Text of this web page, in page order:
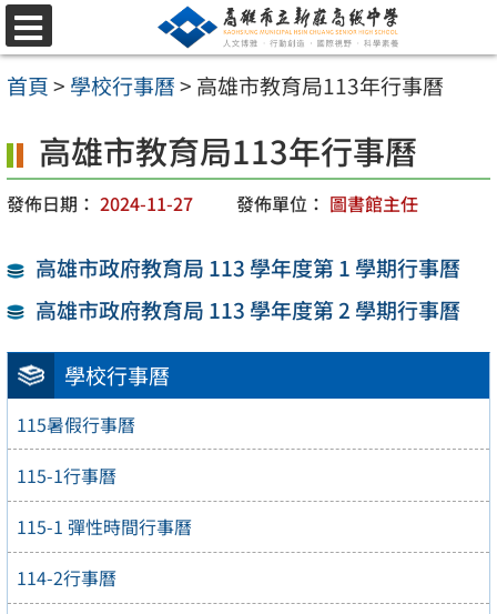
跳
至
主
內
容
選
單
首頁> 學校行事曆> 高雄市教育局113年行事曆
學校行事曆
115暑假行事曆
115-1行事曆
115-1 彈性時間行事曆
114-2行事曆
高雄市教育局113年行事曆
發佈日期： 2024-11-27 發佈單位： 圖書館主任
高雄市政府教育局 113 學年度第 1 學期行事曆
高雄市政府教育局 113 學年度第 2 學期行事曆